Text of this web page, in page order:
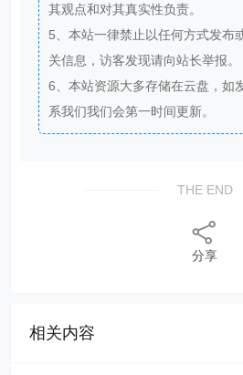
其观点和对其真实性负责。
5、本站一律禁止以任何方式发布
关信息，访客发现请向站长举报。
6、本站资源大多存储在云盘，如
系我们我们会第一时间更新。
THE END
分享
相关内容